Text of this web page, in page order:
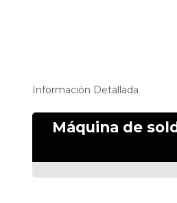
Información Detallada
Máquina de